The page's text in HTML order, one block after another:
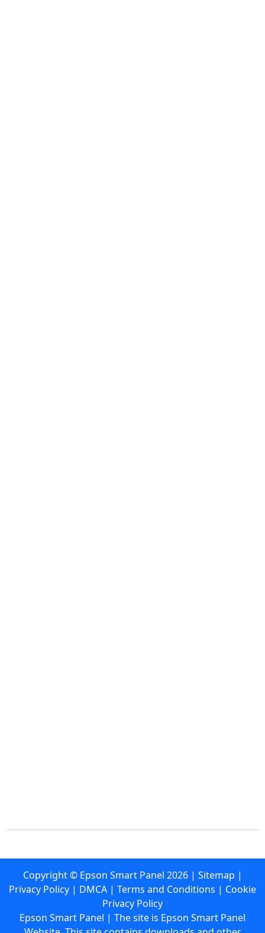
Copyright © Epson Smart Panel 2026| Sitemap |
Privacy Policy | DMCA | Terms and Conditions | Cookie
Privacy Policy
Epson Smart Panel | The site is Epson Smart Panel